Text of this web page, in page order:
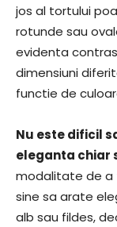
jos al tortului
rotunde sau
evidenta
dimensiuni
functie de
Nu este dificil
eleganta chiar
modalitate de a
sine sa arate
alb sau fildes,